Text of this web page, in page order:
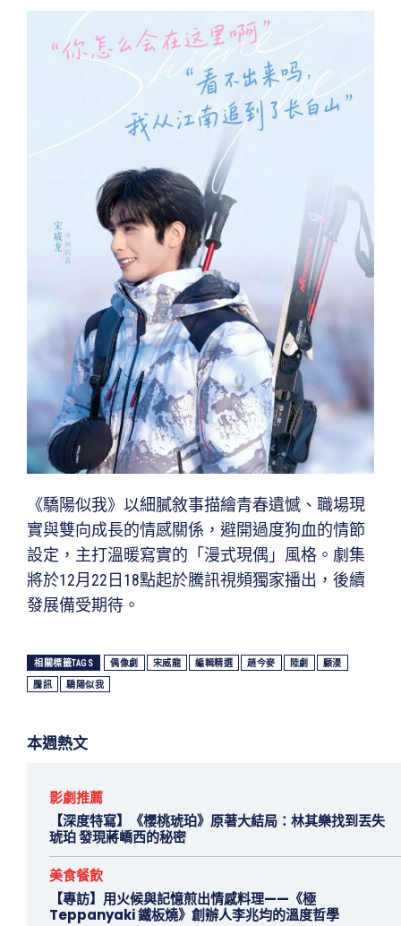
《驕陽似我》以細膩敘事描繪青春遺憾、職場現
實與雙向成長的情感關係，避開過度狗血的情節
設定，主打溫暖寫實的「漫式現偶」風格。劇集
將於12月22日18點起於騰訊視頻獨家播出，後續
發展備受期待。
相關標籤TAGS 偶像劇 宋威龍 編輯精選 趙今麥 陸劇 顧漫
騰訊 驕陽似我
本週熱文
影劇推薦
【深度特寫】《櫻桃琥珀》原著大結局：林其樂找到丟失
琥珀 發現蔣嶠西的秘密
美食餐飲
【專訪】用火候與記憶煎出情感料理——《極
Teppanyaki 鐵板燒》創辦人李兆均的溫度哲學